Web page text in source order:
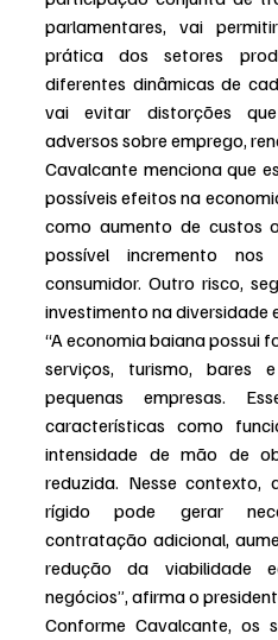
parlamentares, vai
prática dos setores
diferentes dinâmicas de
vai evitar distorções
adversos sobre emprego,
Cavalcante menciona que
possíveis efeitos na
como aumento de custos
possível incremento
consumidor. Outro risco,
investimento na diversidade
“A economia baiana possui
serviços, turismo, bares
pequenas empresas.
características como
intensidade de mão de
reduzida. Nesse
rígido pode gerar
contratação adicional,
redução da viabilidade
negócios”, afirma o
Conforme Cavalcante, os